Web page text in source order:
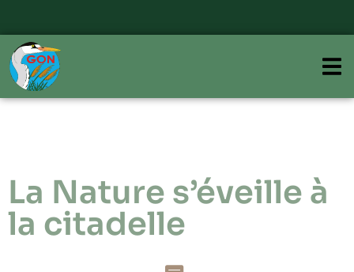
La Nature s’éveille à
la citadelle